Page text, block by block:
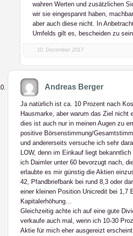
wahren Werten und zusätzlichen
wir sie eingespannt haben,
aber auch diese nicht. In
Umfelds gilt es, bescheiden zu
10. Dezember 2017
Andreas Berger
Ja natürlich ist ca. 10 Prozent nach
Hausmarke, aber warum das Ziel
dies ist auch nur in meinen Augen zu
positive Börsenstimmung/
und andererseits versuche ich sehr
LOW, denn im Einkauf liegt
ich Daimler unter 60 bevorzugt nach,
erlaubte es mir günstig die Aktien
42, Pfandbriefbank bei rund 8,3 oder
einer kleinen Position Unicredit bei 1,7
Kapitalerhöhung…
Gleichzeitig achte ich auf eine gute
verkaufe auch mal, wenn ich 10-30
Aktie für mich eher ausgereizt